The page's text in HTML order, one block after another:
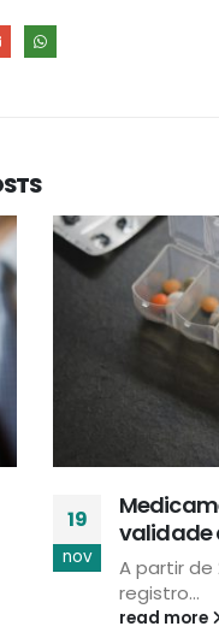
do registro
de 21 de janeiro de